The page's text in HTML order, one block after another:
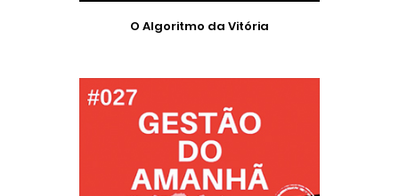
O Algoritmo da Vitória